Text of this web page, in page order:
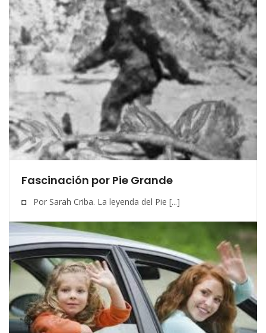
Fascinación por Pie Grande
◘ Por Sarah Criba. La leyenda del Pie [...]